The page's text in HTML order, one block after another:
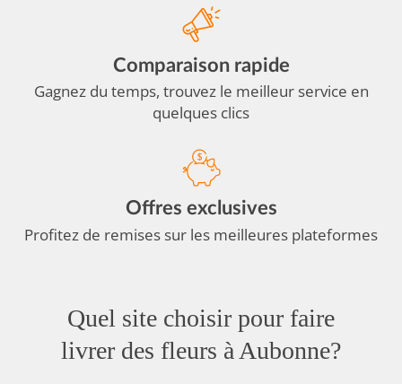
Comparaison rapide
Gagnez du temps, trouvez le meilleur service en
quelques clics
Offres exclusives
Profitez de remises sur les meilleures plateformes
Quel site choisir pour faire
livrer des fleurs à Aubonne?